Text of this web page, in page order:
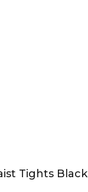
Tights Black